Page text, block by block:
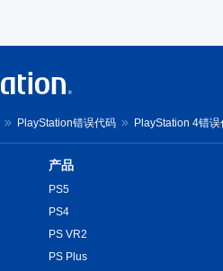
PlayStation错误代码 PlayStation 4错误
产品
PS5
PS4
PS VR2
PS Plus